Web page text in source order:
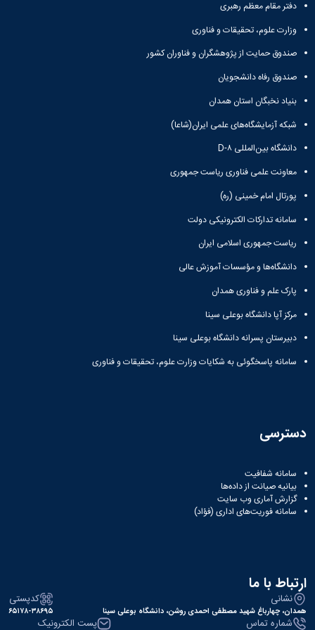
معاونت
تحصیلات
تکمیلی
کمیته
هیات
ممیزی
کمیته
ترفیع
شورای
فرهنگی
دانشکده
آئین
نامه
ها
سمینارها
و
نامه
ها
آیین‌نامه‌های
معاونت
آموزشی
گروه
صنایع
کامپیوتر
نشریات
پژوهش
های
صنایع
در
تولید
Journal
of
Stress
دفتر
ارتباط
صنعت
کارآموزی
مراکز
بنیاد
ملی
نخبگان
بنیان
فرآیندها
آئین
نامه
فرم
های
پژوهشی
مهندسی
مکانیک
مهندسی
کامپیوتر
دفتر مقام معظم رهبری
وزارت علوم، تحقیقات و فناوری
صندوق حمایت از پژوهشگران و فناوران کشور
صندوق رفاه دانشجویان
بنیاد نخبگان استان همدان
شبکه آزمایشگاه‌های علمی ایران(شاعا)
دانشگاه بین‌المللی D-۸
معاونت علمی فناوری ریاست جمهوری
پورتال امام خمینی (ره)
سامانه تدارکات الکترونیکی دولت
ریاست جمهوری اسلامی ایران
دانشگاه‌ها و مؤسسات آموزش عالی
پارک علم و فناوری همدان
مرکز آپا دانشگاه بوعلی سینا
دبیرستان پسرانه دانشگاه بوعلی سینا
سامانه پاسخگوئی به شکایات وزارت علوم، تحقیقات و فناوری
دسترسی
سامانه شفافیت
بیانیه صیانت از داده‌ها
گزارش آماری وب‌ سایت
سامانه فوریت‌های اداری (فؤاد)
ارتباط با ما
نشانی
همدان، چهارباغ شهید مصطفی احمدی روشن، دانشگاه بوعلی سینا
کدپستی
۶۵۱۷۸-۳۸۶۹۵
شماره تماس پست الکترونیک